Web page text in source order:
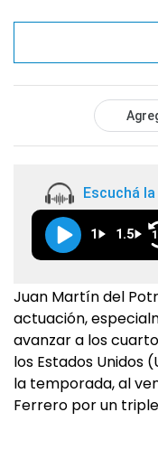
Escuchá
1 1.5
Juan Martín del
actuación,
avanzar a los
los Estados Unidos
la temporada, al
Ferrero por un